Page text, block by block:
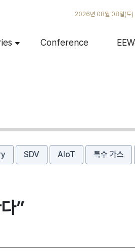
2026년 08월 08일(토)
Conference
SDV AIoT 특수 가스
”